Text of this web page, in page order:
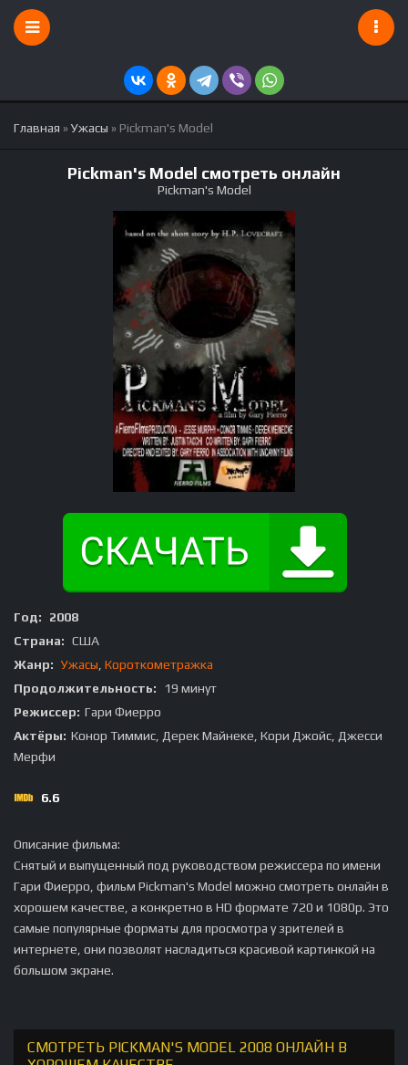
Главная »Ужасы » Pickman's Model
Pickman's Model смотреть онлайн
Pickman's Model
Год:
2008
Страна: США
Жанр: Ужасы Короткометражка
Продолжительность:
19 минут
Режиссер: Гари Фиерро
Актёры: Конор Тиммис, Дерек Майнеке, Кори Джойс, Джесси
Мерфи
6.6
Описание фильма:
Снятый и выпущенный под руководством режиссера по имени
Гари Фиерро, фильм Pickman's Model можно смотреть онлайн в
хорошем качестве, а конкретно в HD формате 720 и 1080p. Это
самые популярные форматы для просмотра у зрителей в
интернете, они позволят насладиться красивой картинкой на
большом экране.
СМОТРЕТЬ PICKMAN'S MODEL 2008 ОНЛАЙН В